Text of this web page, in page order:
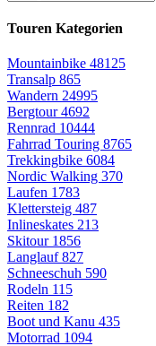
Touren Kategorien
Mountainbike 48125
Transalp 865
Wandern 24995
Bergtour4692
Rennrad 10444
Fahrrad Touring 8765
Trekkingbike 6084
Nordic Walking 370
Laufen 1783
Klettersteig 487
Inlineskates 213
Skitour 1856
Langlauf827
Schneeschuh 590
Rodeln 115
Reiten 182
Boot und Kanu 435
Motorrad 1094